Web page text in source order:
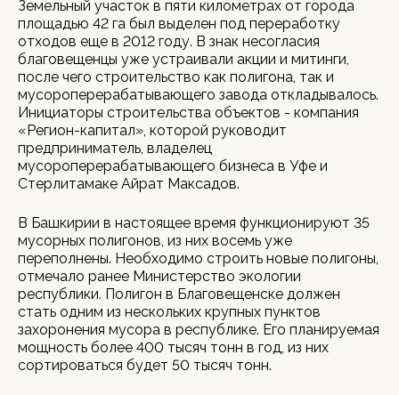
Земельный участок в пяти километрах от города
площадью 42 га был выделен под переработку
отходов еще в 2012 году. В знак несогласия
благовещенцы уже устраивали акции и митинги,
после чего строительство как полигона, так и
мусороперерабатывающего завода откладывалось.
Инициаторы строительства объектов - компания
«Регион-капитал», которой руководит
предприниматель, владелец
мусороперерабатывающего бизнеса в Уфе и
Стерлитамаке Айрат Максадов.
В Башкирии в настоящее время функционируют 35
мусорных полигонов, из них восемь уже
переполнены. Необходимо строить новые полигоны,
отмечало ранее Министерство экологии
республики. Полигон в Благовещенске должен
стать одним из нескольких крупных пунктов
захоронения мусора в республике. Его планируемая
мощность более 400 тысяч тонн в год, из них
сортироваться будет 50 тысяч тонн.